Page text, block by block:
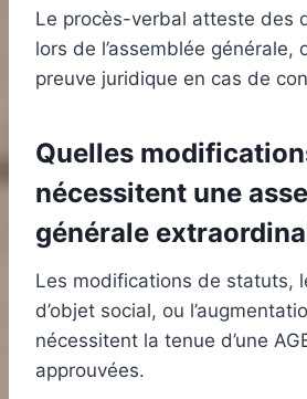
Le procès-verbal atteste des
lors de l’assemblée générale,
preuve juridique en cas de
Quelles
nécessitent une
générale
Les modifications de statuts,
d’objet social, ou
nécessitent la tenue d’une
approuvées.